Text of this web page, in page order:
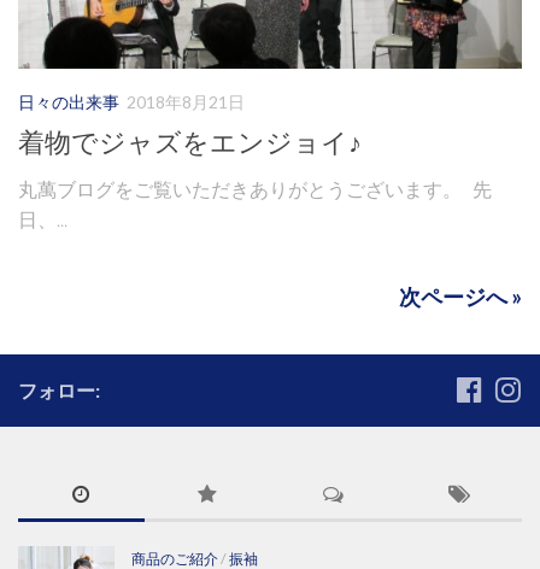
日々の出来事 2018年8月21日
着物でジャズをエンジョイ♪
丸萬ブログをご覧いただきありがとうございます。 先
日、...
次ページへ »
フォロー:
商品のご紹介/振袖